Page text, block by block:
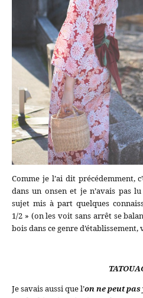
Comme je l’ai dit précédemment,
dans un onsen et je n’avais pas
sujet mis à part quelques
1/2 » (on les voit sans arrêt se
bois dans ce genre d’établissement,
Je savais aussi que l’on ne peut